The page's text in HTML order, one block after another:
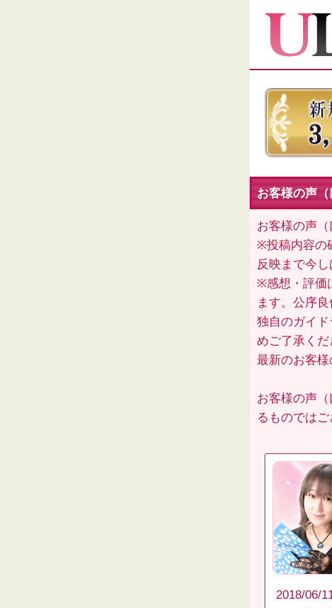
お客様の声
お客様の声（
※投稿内容の
反映まで今し
※感想・評価
ます。公序
独自のガイ
めご了承くだ
最新のお客
お客様の声
るものでは
2018/06/